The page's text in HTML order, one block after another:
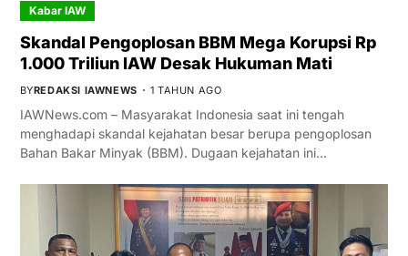
Kabar IAW
Skandal Pengoplosan BBM Mega Korupsi Rp
1.000 Triliun IAW Desak Hukuman Mati
BYREDAKSI IAWNEWS 1 TAHUN AGO
IAWNews.com – Masyarakat Indonesia saat ini tengah
menghadapi skandal kejahatan besar berupa pengoplosan
Bahan Bakar Minyak (BBM). Dugaan kejahatan ini…